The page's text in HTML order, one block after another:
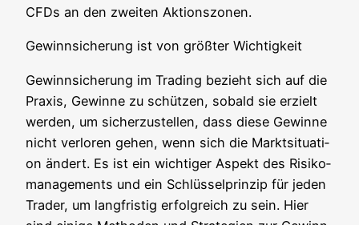
CFDs an den zwei­ten Aktionszonen.
Gewinn­si­che­rung ist von größ­ter Wichtigkeit
Gewinn­si­che­rung im Tra­ding bezieht sich auf die
Pra­xis, Gewin­ne zu schüt­zen, sobald sie erzielt
wer­den, um sicher­zu­stel­len, dass die­se Gewin­ne
nicht ver­lo­ren gehen, wenn sich die Markt­si­tua­ti­
on ändert. Es ist ein wich­ti­ger Aspekt des Risi­ko­
ma­nage­ments und ein Schlüs­sel­prin­zip für jeden
Trader, um lang­fris­tig erfolg­reich zu sein. Hier